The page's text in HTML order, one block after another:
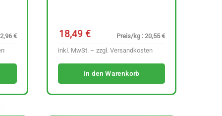
€
18,49€
Preis/kg : 20,55 €
inkl. MwSt. – zzgl. Versandkosten
In den Warenkorb